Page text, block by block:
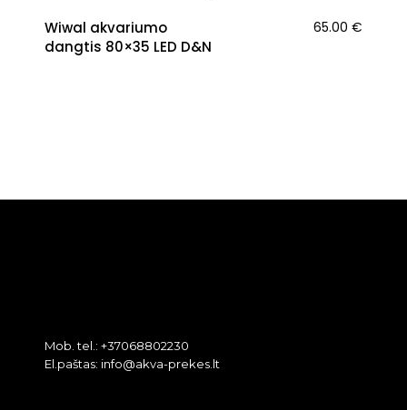
Wiwal akvariumo
dangtis 80×35 LED D&N
65.00 €
Mob. tel.: +37068802230
El.paštas: info@akva-prekes.lt